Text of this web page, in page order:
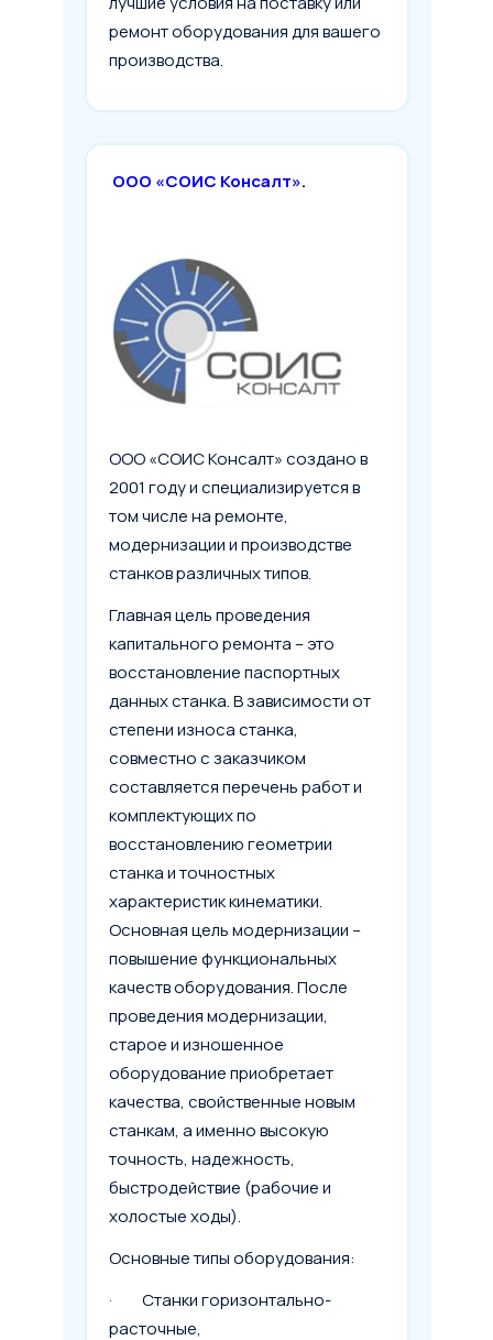
ремонт оборудования для вашего
производства.
ООО «СОИС Консалт».
ООО «СОИС Консалт» создано в
2001 году и специализируется в
том числе на ремонте,
модернизации и производстве
станков различных типов.
Главная цель проведения
капитального ремонта – это
восстановление паспортных
данных станка. В зависимости от
степени износа станка,
совместно с заказчиком
составляется перечень работ и
комплектующих по
восстановлению геометрии
станка и точностных
характеристик кинематики.
Основная цель модернизации –
повышение функциональных
качеств оборудования. После
проведения модернизации,
старое и изношенное
оборудование приобретает
качества, свойственные новым
станкам, а именно высокую
точность, надежность,
быстродействие (рабочие и
холостые ходы).
Основные типы оборудования:
· Станки горизонтально-
расточные,